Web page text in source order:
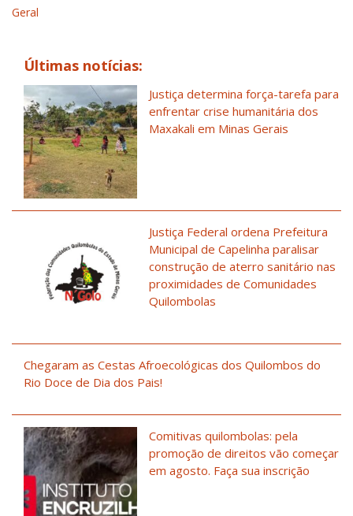
Geral
Últimas notícias:
Justiça determina força-tarefa para
enfrentar crise humanitária dos
Maxakali em Minas Gerais
Justiça Federal ordena Prefeitura
Municipal de Capelinha paralisar
construção de aterro sanitário nas
proximidades de Comunidades
Quilombolas
Chegaram as Cestas Afroecológicas dos Quilombos do
Rio Doce de Dia dos Pais!
Comitivas quilombolas: pela
promoção de direitos vão começar
em agosto. Faça sua inscrição